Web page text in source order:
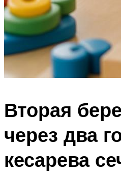
Вторая
через два
кесарева